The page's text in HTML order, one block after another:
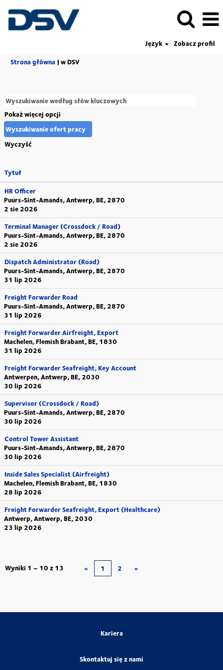
Język
Zobacz profil
Strona główna | w DSV(bieżąca
Pokaż więcej opcji
Wyczyść
Tytuł
HR Officer
Puurs-Sint-Amands, Antwerp, BE, 2870
2 sie 2026
Terminal Manager (Crossdock / Road)
Puurs-Sint-Amands, Antwerp, BE, 2870
2 sie 2026
Dispatch Administrator (Road)
Puurs-Sint-Amands, Antwerp, BE, 2870
31 lip 2026
Freight Forwarder Road
Puurs-Sint-Amands, Antwerp, BE, 2870
31 lip 2026
Freight Forwarder Airfreight, Export
Machelen, Flemish Brabant, BE, 1830
31 lip 2026
Freight Forwarder Seafreight, Key Account
Antwerpen, Antwerp, BE, 2030
30 lip 2026
Supervisor (Crossdock / Road)
Puurs-Sint-Amands, Antwerp, BE, 2870
30 lip 2026
Control Tower Assistant
Puurs-Sint-Amands, Antwerp, BE, 2870
30 lip 2026
Inside Sales Specialist (Airfreight)
Machelen, Flemish Brabant, BE, 1830
28 lip 2026
Freight Forwarder Seafreight, Export (Healthcare)
Antwerp, Antwerp, BE, 2030
23 lip 2026
Wyniki 1 – 10 z 13 « 1 2 »
Kariera
Skontaktuj się z nami